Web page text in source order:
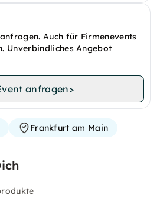
Auch für Firmenevents
Unverbindliches Angebot
anfragen>
Frankfurt am Main